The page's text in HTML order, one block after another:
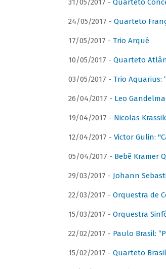
31/05/2017 - Quarteto
24/05/2017 - Quarteto
17/05/2017 - Trio Arqué
10/05/2017 - Quarteto
03/05/2017 - Trio Aquarius:
26/04/2017 - Leo
19/04/2017 - Nicolas
12/04/2017 - Victor Gulin:
05/04/2017 - Bebê Kramer
29/03/2017 - Johann
22/03/2017 - Orquestra de
15/03/2017 - Orquestra
22/02/2017 - Paulo Brasil:
15/02/2017 - Quarteto